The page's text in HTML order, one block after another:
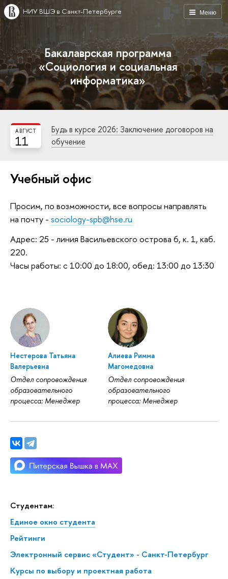
Меню
НИУ ВШЭ в Санкт-Петербурге
Бакалаврская программа
«Социология и социальная
информатика»
11
АВГУСТ
Будь в курсе 2026: Заключение договоров на
обучение
Студентам:
Единое окно студента
Рейтинги
Электронный сервис «Студент» - Санкт-Петербург
Курсы по выбору и проектная работа
Учебный офис
Просим, по возможности, все вопросы направлять
на почту - sociology-spb@hse.ru
Адрес: 25 - линия Васильевского острова 6, к. 1, каб.
220.
Часы работы: с 10:00 до 18:00, обед: 13:00 до 13:30
Нестерова Татьяна
Валерьевна
Отдел сопровождения
образовательного
процесса: Менеджер
Алиева Римма
Магомедовна
Отдел сопровождения
образовательного
процесса: Менеджер